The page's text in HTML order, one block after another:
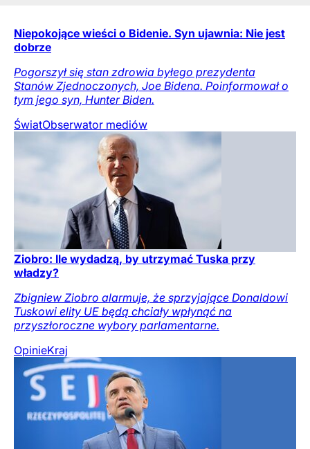
Niepokojące wieści o Bidenie. Syn ujawnia: Nie jest
dobrze
Pogorszył się stan zdrowia byłego prezydenta
Stanów Zjednoczonych, Joe Bidena. Poinformował o
tym jego syn, Hunter Biden.
ŚwiatObserwator mediów
Ziobro: Ile wydadzą, by utrzymać Tuska przy
władzy?
Zbigniew Ziobro alarmuje, że sprzyjające Donaldowi
Tuskowi elity UE będą chciały wpłynąć na
przyszłoroczne wybory parlamentarne.
OpinieKraj